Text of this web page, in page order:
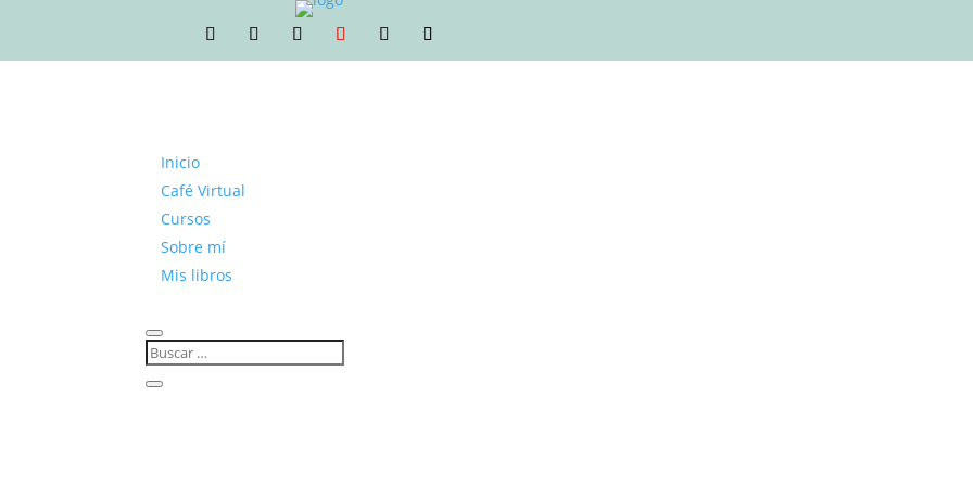
Inicio
Café Virtual
Cursos
Sobre mí
Mis libros